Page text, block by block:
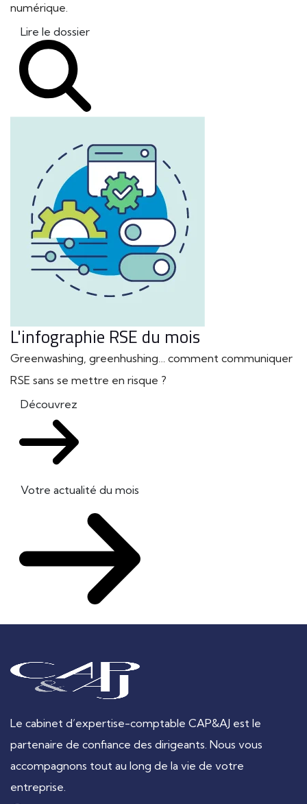
numérique.
Lire le dossier
L'infographie RSE du mois
Greenwashing, greenhushing… comment communiquer
RSE sans se mettre en risque ?
Découvrez
Votre actualité du mois
Le cabinet d’expertise-comptable CAP&AJ est le
partenaire de confiance des dirigeants. Nous vous
accompagnons tout au long de la vie de votre
entreprise.